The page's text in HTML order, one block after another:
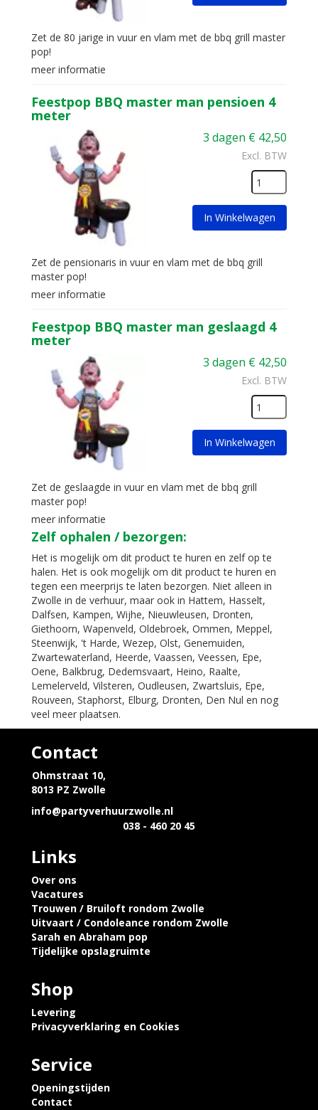
Zet de 80 jarige in vuur en vlam met de bbq grill master
pop!
meer informatie
Feestpop BBQ master man pensioen 4
meter
3 dagen € 42,50
Excl. BTW
In Winkelwagen
Zet de pensionaris in vuur en vlam met de bbq grill
master pop!
meer informatie
Feestpop BBQ master man geslaagd 4
meter
3 dagen € 42,50
Excl. BTW
In Winkelwagen
Zet de geslaagde in vuur en vlam met de bbq grill
master pop!
meer informatie
Zelf ophalen / bezorgen:
Het is mogelijk om dit product te huren en zelf op te
halen. Het is ook mogelijk om dit product te huren en
tegen een meerprijs te laten bezorgen. Niet alleen in
Zwolle in de verhuur, maar ook in Hattem, Hasselt,
Dalfsen, Kampen, Wijhe, Nieuwleusen, Dronten,
Giethoorn, Wapenveld, Oldebroek, Ommen, Meppel,
Steenwijk, 't Harde, Wezep, Olst, Genemuiden,
Zwartewaterland, Heerde, Vaassen, Veessen, Epe,
Oene, Balkbrug, Dedemsvaart, Heino, Raalte,
Lemelerveld, Vilsteren, Oudleusen, Zwartsluis, Epe,
Rouveen, Staphorst, Elburg, Dronten, Den Nul en nog
veel meer plaatsen.
Contact
Ohmstraat 10,
8013 PZ Zwolle
info@partyverhuurzwolle.nl
038 - 460 20 45
Links
Over ons
Vacatures
Trouwen / Bruiloft rondom Zwolle
Uitvaart / Condoleance rondom Zwolle
Sarah en Abraham pop
Tijdelijke opslagruimte
Shop
Levering
Privacyverklaring en Cookies
Service
Openingstijden
Contact